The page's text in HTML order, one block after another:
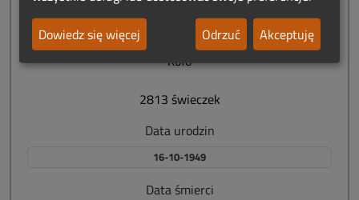
Mazurkiewicz
Koło
2813 świeczek
Data urodzin
16-10-1949
Data śmierci
Dowiedz się więcej
Odrzuć Akceptuję